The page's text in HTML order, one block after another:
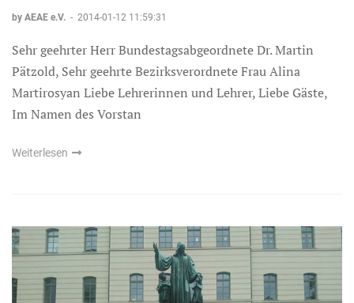
by AEAE e.V. - 2014-01-12 11:59:31
Sehr geehrter Herr Bundestagsabgeordnete Dr. Martin
Pätzold, Sehr geehrte Bezirksverordnete Frau Alina
Martirosyan Liebe Lehrerinnen und Lehrer, Liebe Gäste,
Im Namen des Vorstan
Weiterlesen